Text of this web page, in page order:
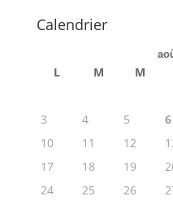
Calendrier
L M M
3
4 5 6
10
11 12
17
18 19
24
25 26